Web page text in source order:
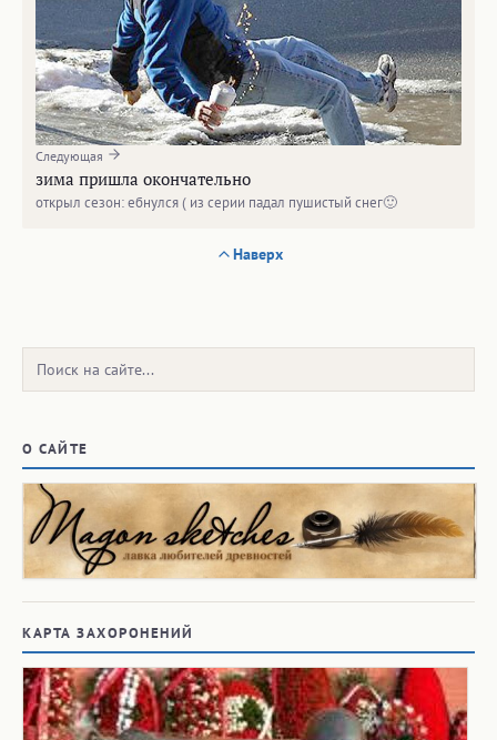
Следующая
зима пришла окончательно
открыл сезон: ебнулся ( из серии падал пушистый снег🙂
Наверх
Поиск:
О САЙТЕ
КАРТА ЗАХОРОНЕНИЙ